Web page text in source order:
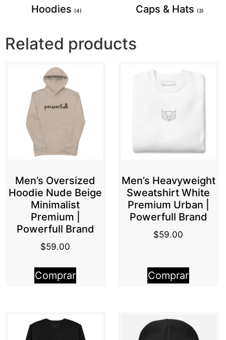
Hoodies (4) Caps & Hats (3)
Related products
Men’s Oversized
Hoodie Nude Beige
Minimalist
Premium |
Powerfull Brand
$59.00
Comprar
Men’s Heavyweight
Sweatshirt White
Premium Urban |
Powerfull Brand
$59.00
Comprar